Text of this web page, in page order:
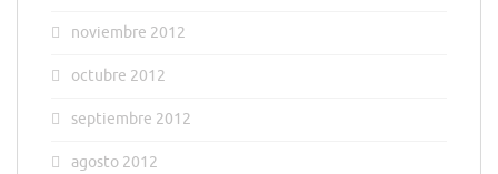
noviembre 2012
octubre 2012
septiembre 2012
agosto 2012